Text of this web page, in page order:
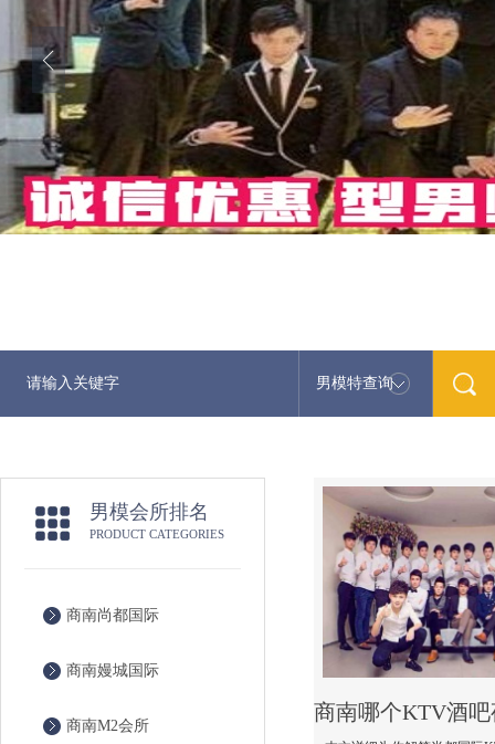
男模特查询
男模会所排名
PRODUCT CATEGORIES
商南尚都国际
商南嫚城国际
商南M2会所